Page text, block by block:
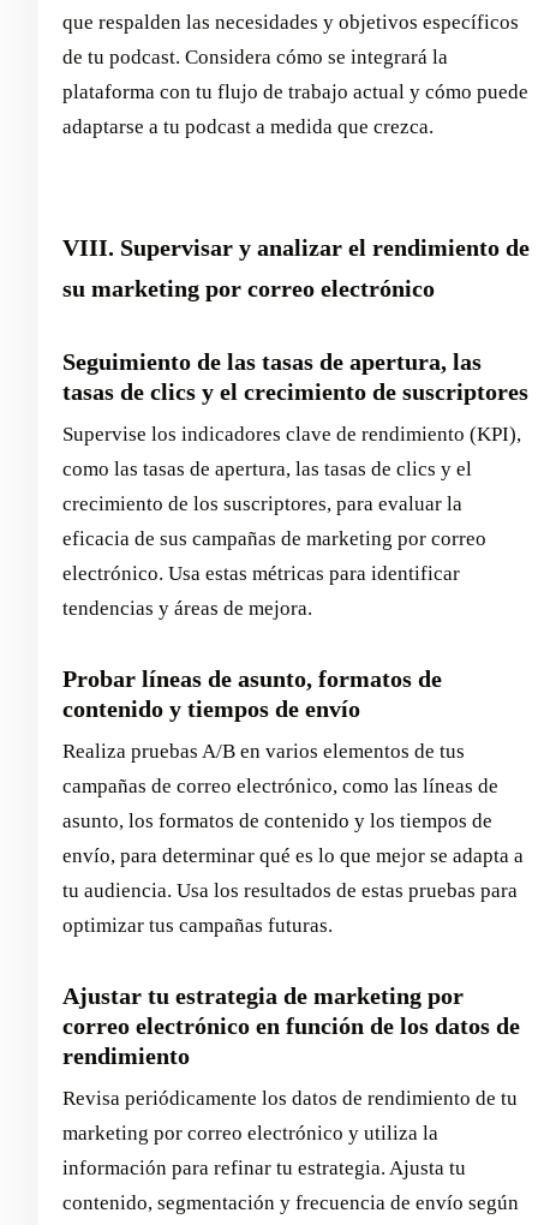
que respalden las necesidades y objetivos específicos
de tu podcast. Considera cómo se integrará la
plataforma con tu flujo de trabajo actual y cómo puede
adaptarse a tu podcast a medida que crezca.
VIII. Supervisar y analizar el rendimiento de
su marketing por correo electrónico
Seguimiento de las tasas de apertura, las
tasas de clics y el crecimiento de suscriptores
Supervise los indicadores clave de rendimiento (KPI),
como las tasas de apertura, las tasas de clics y el
crecimiento de los suscriptores, para evaluar la
eficacia de sus campañas de marketing por correo
electrónico. Usa estas métricas para identificar
tendencias y áreas de mejora.
Probar líneas de asunto, formatos de
contenido y tiempos de envío
Realiza pruebas A/B en varios elementos de tus
campañas de correo electrónico, como las líneas de
asunto, los formatos de contenido y los tiempos de
envío, para determinar qué es lo que mejor se adapta a
tu audiencia. Usa los resultados de estas pruebas para
optimizar tus campañas futuras.
Ajustar tu estrategia de marketing por
correo electrónico en función de los datos de
rendimiento
Revisa periódicamente los datos de rendimiento de tu
marketing por correo electrónico y utiliza la
información para refinar tu estrategia. Ajusta tu
contenido, segmentación y frecuencia de envío según